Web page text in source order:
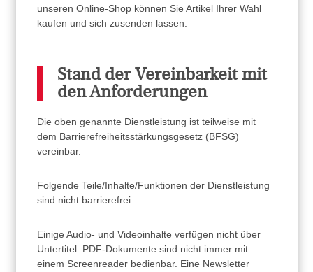
unseren Online-Shop können Sie Artikel Ihrer Wahl
kaufen und sich zusenden lassen.
Stand der Vereinbarkeit mit
den Anforderungen
Die oben genannte Dienstleistung ist teilweise mit
dem Barrierefreiheitsstärkungsgesetz (BFSG)
vereinbar.
Folgende Teile/Inhalte/Funktionen der Dienstleistung
sind nicht barrierefrei:
Einige Audio- und Videoinhalte verfügen nicht über
Untertitel. PDF-Dokumente sind nicht immer mit
einem Screenreader bedienbar. Eine Newsletter